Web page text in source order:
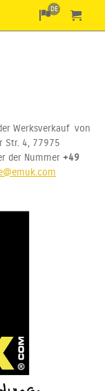
DE
Werksverkauf von
Str. 4, 77975
der Nummer +49